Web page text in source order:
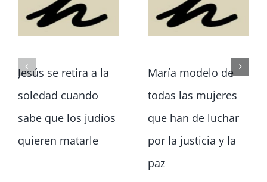
Jesús se retira a la
soledad cuando
sabe que los judíos
quieren matarle
María modelo de
todas las mujeres
que han de luchar
por la justicia y la
paz